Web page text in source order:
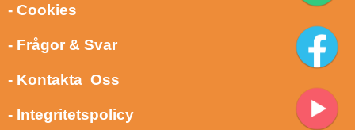
- Cookies
- Frågor & Svar
- Kontakta Oss
- Integritetspolicy